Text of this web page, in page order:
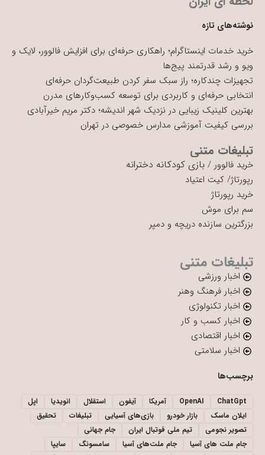
نوشته‌های تازه
خرید خدمات اینستاگرام؛ راهکاری حرفه‌ای برای افزایش فالوور، لایک و
ویو و رشد قدرتمند پیج‌ها
تجهیزات چندکاره؛ راز سبک سفر کردن طبیعت‌گردان حرفه‌ای
انتخابی حرفه‌ای و کاربردی برای توسعه کسب‌وکارهای مدرن
بهترین کلینیک زیبایی در نزدیک شهر اندیشه؛ دکتر مریم خیرآبادی
بررسی کیفیت آموزشی مدارس خصوصی در تهران
تبلیغات متنی
خرید فالوور / بازی کودکانه دخترانه
رپورتاژ/ کیت اعتیاد
خرید رپورتاژ
سم برای موش
بزرگترین سازنده دریچه و دمپر
تبلیغات متنی
اخبار ورزشی
اخبار فرهنگ وهنر
اخبار تکنولوژی
اخبار کسب و کار
اخبار اقتصادی
اخبار سلامتی
برچسب‌ها
ChatGpt
OpenAI آمریکا آیفون استقلال انویدیا
اپل
ایلان ماسک
بازار خودرو بازی‌های آسیایی تبلیغات
تحقیق
تصویر نجومی
تیم ملی فوتبال ایران
جام جهانی
جام ملت های آسیا
جام ملت‌های آسیا سامسونگ
سایپا